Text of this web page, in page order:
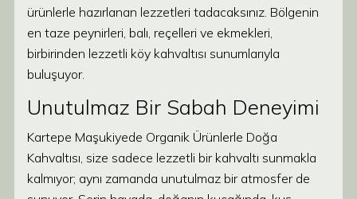
ürünlerle hazırlanan lezzetleri tadacaksınız. Bölgenin
en taze peynirleri, balı, reçelleri ve ekmekleri,
birbirinden lezzetli köy kahvaltısı sunumlarıyla
buluşuyor.
Unutulmaz Bir Sabah Deneyimi
Kartepe Maşukiyede Organik Ürünlerle Doğa
Kahvaltısı, size sadece lezzetli bir kahvaltı sunmakla
kalmıyor; aynı zamanda unutulmaz bir atmosfer de